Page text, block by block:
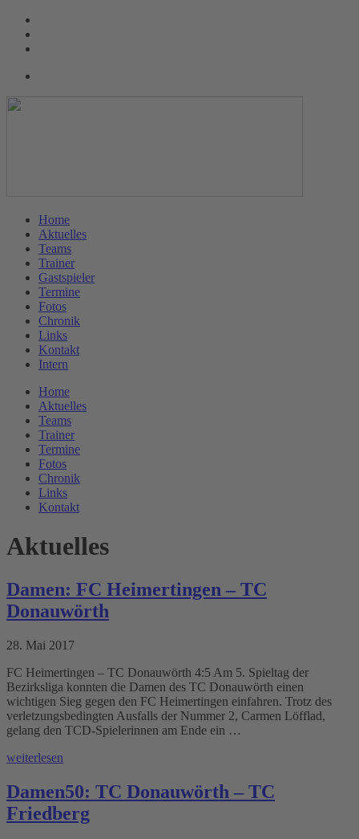
Home
Aktuelles
Teams
Trainer
Gastspieler
Termine
Fotos
Chronik
Links
Kontakt
Intern
Home
Aktuelles
Teams
Trainer
Termine
Fotos
Chronik
Links
Kontakt
Aktuelles
Damen: FC Heimertingen – TC
Donauwörth
28. Mai 2017
FC Heimertingen – TC Donauwörth 4:5 Am 5. Spieltag der
Bezirksliga konnten die Damen des TC Donauwörth einen
wichtigen Sieg gegen den FC Heimertingen einfahren. Trotz des
verletzungsbedingten Ausfalls der Nummer 2, Carmen Löfflad,
gelang den TCD-Spielerinnen am Ende ein …
weiterlesen
Damen50: TC Donauwörth – TC
Friedberg